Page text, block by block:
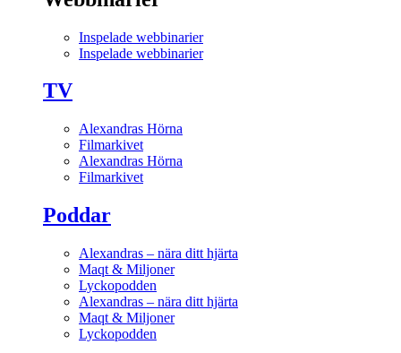
Inspelade webbinarier
Inspelade webbinarier
TV
Alexandras Hörna
Filmarkivet
Alexandras Hörna
Filmarkivet
Poddar
Alexandras – nära ditt hjärta
Maqt & Miljoner
Lyckopodden
Alexandras – nära ditt hjärta
Maqt & Miljoner
Lyckopodden